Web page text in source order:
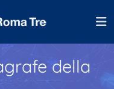
della